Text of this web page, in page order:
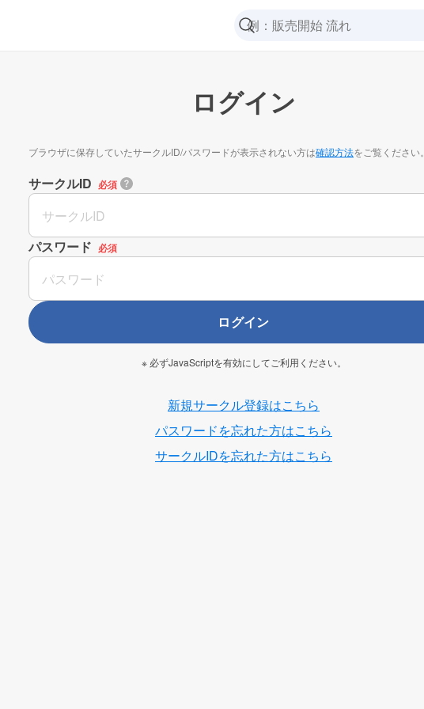
ログイン
ブラウザに保存していたサークルID/パスワードが表示されない方は確認方法をご覧ください。
サークルID 必須
パスワード 必須
ログイン
※ 必ずJavaScriptを有効にしてご利用ください。
新規サークル登録はこちら
パスワードを忘れた方はこちら
サークルIDを忘れた方はこちら